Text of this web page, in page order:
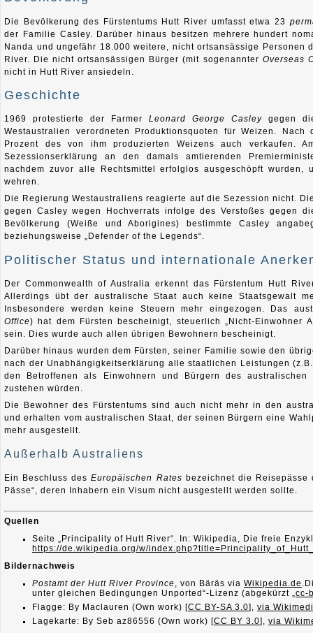
Die Bevölkerung des Fürstentums Hutt River umfasst etwa 23
der Familie Casley. Darüber hinaus besitzen mehrere hundert
Nanda und ungefähr 18.000 weitere, nicht ortsansässige Personen
River. Die nicht ortsansässigen Bürger (mit sogenannter Overseas
nicht in Hutt River ansiedeln.
Geschichte
1969 protestierte der Farmer Leonard George Casley gegen
Westaustralien verordneten Produktionsquoten für Weizen.
Prozent des von ihm produzierten Weizens auch verkaufen.
Sezessionserklärung an den damals amtierenden
nachdem zuvor alle Rechtsmittel erfolglos ausgeschöpft
wehren.
Die Regierung Westaustraliens reagierte auf die Sezession nicht.
gegen Casley wegen Hochverrats infolge des Verstoßes gegen
Bevölkerung (Weiße und Aborigines) bestimmte Casley
beziehungsweise „Defender of the Legends“.
Politischer Status und internationale
Der Commonwealth of Australia erkennt das Fürstentum Hutt
Allerdings übt der australische Staat auch keine Staatsgewalt
Insbesondere werden keine Steuern mehr eingezogen. Das
Office) hat dem Fürsten bescheinigt, steuerlich „Nicht-Einwohner
sein. Dies wurde auch allen übrigen Bewohnern bescheinigt.
Darüber hinaus wurden dem Fürsten, seiner Familie sowie den
nach der Unabhängigkeitserklärung alle staatlichen Leistungen
den Betroffenen als Einwohnern und Bürgern des australischen
zustehen würden.
Die Bewohner des Fürstentums sind auch nicht mehr in den
und erhalten vom australischen Staat, der seinen Bürgern eine
mehr ausgestellt.
Außerhalb Australiens
Ein Beschluss desEuropäischen Rates bezeichnet die Reisepässe
Pässe“, deren Inhabern ein Visum nicht ausgestellt werden sollte.
Quellen
Seite „Principality of Hutt River“. In: Wikipedia, Die freie
https://de.wikipedia.org/w/
Bildernachweis
Postamt der Hutt River Province, von Bäräs via Wikipedia.de .
unter gleichen Bedingungen Unported“-Lizenz (abgekürzt „cc-
Flagge: By Maclauren (Own work) [CC BY-SA 3.0], via
Lagekarte: By Seb az86556 (Own work) [CC BY 3.0], via